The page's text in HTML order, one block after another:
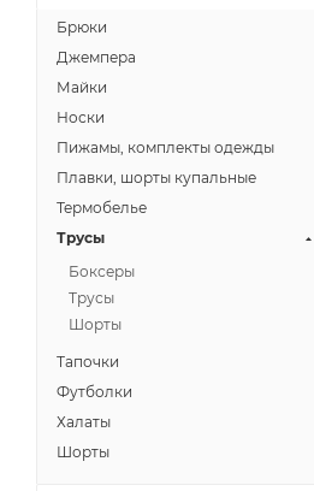
Брюки
Джемпера
Майки
Носки
Пижамы, комплекты одежды
Плавки, шорты купальные
Термобелье
Трусы
Боксеры
Трусы
Шорты
Тапочки
Футболки
Халаты
Шорты